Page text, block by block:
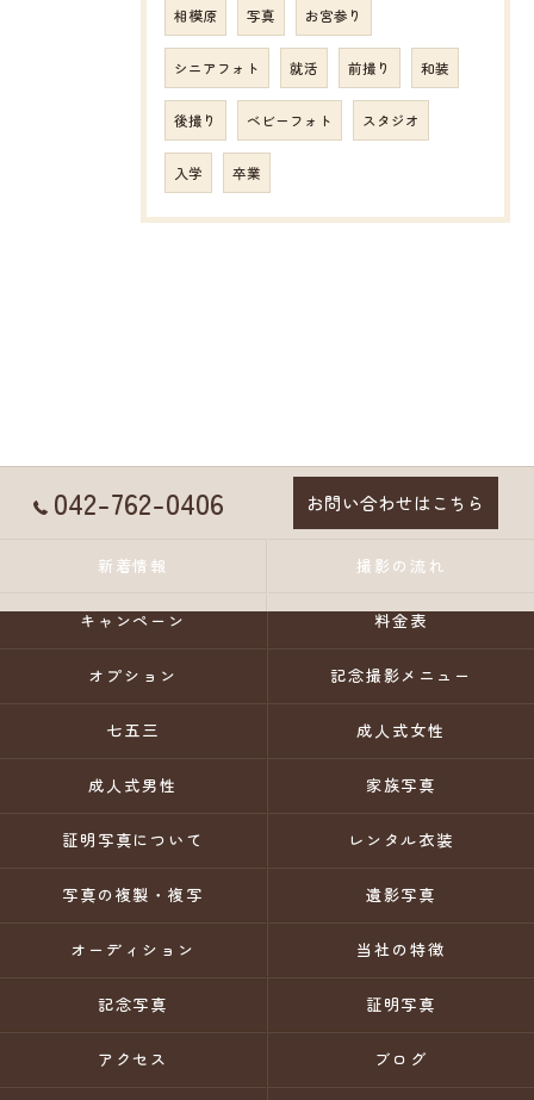
相模原 写真 お宮参り
シニアフォト 就活 前撮り 和装
後撮り ベビーフォト スタジオ
入学 卒業
042-762-0406 お問い合わせはこちら
新着情報 撮影の流れ
キャンペーン 料金表
オプション 記念撮影メニュー
七五三 成人式女性
成人式男性 家族写真
証明写真について レンタル衣装
写真の複製・複写 遺影写真
オーディション 当社の特徴
記念写真 証明写真
アクセス ブログ